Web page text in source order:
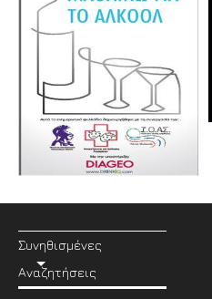
Συνηθισμένες
Αναζητήσεις